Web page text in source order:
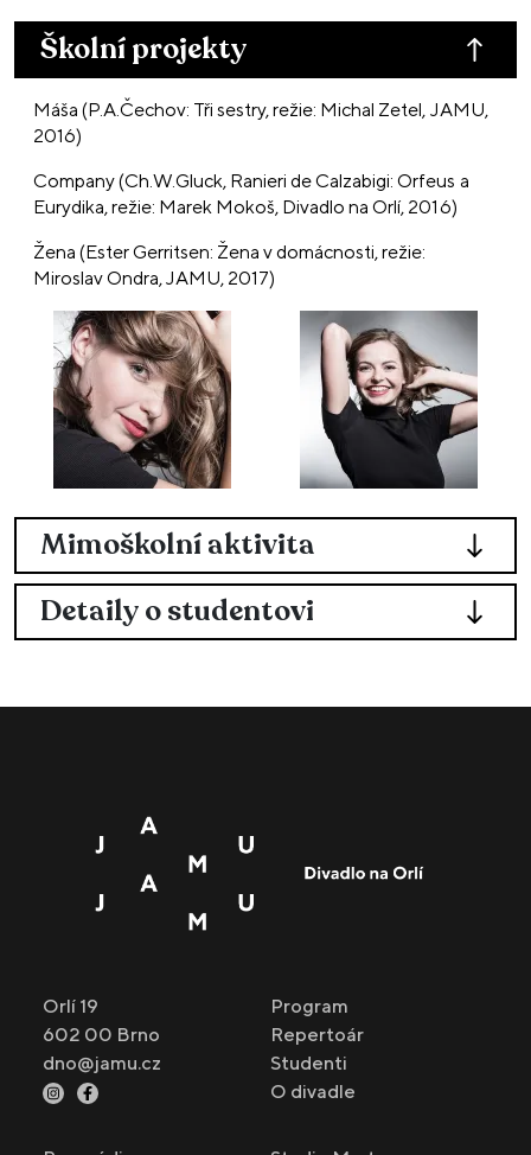
Školní projekty
Máša (P.A.Čechov: Tři sestry, režie: Michal Zetel, JAMU,
2016)
Company (Ch.W.Gluck, Ranieri de Calzabigi: Orfeus a
Eurydika, režie: Marek Mokoš, Divadlo na Orlí, 2016)
Žena (Ester Gerritsen: Žena v domácnosti, režie:
Miroslav Ondra, JAMU, 2017)
Mimoškolní aktivita
Detaily o studentovi
Orlí 19
602 00 Brno
dno@jamu.cz
Program
Repertoár
Studenti
O divadle